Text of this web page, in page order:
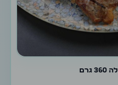
גרם